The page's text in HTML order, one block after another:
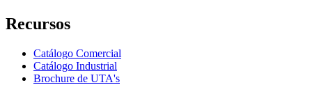
Recursos
Catálogo Comercial
Catálogo Industrial
Brochure de UTA's